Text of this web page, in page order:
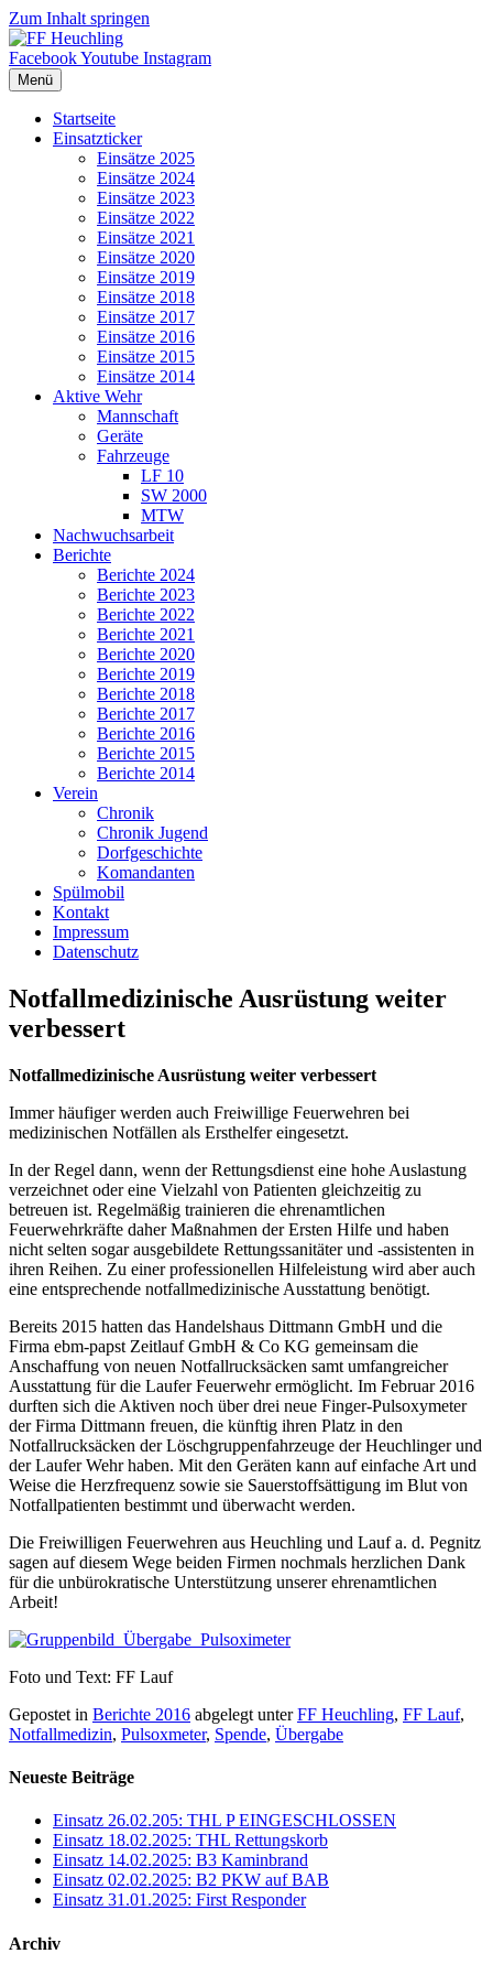
Zum Inhalt springen
FacebookYoutube Instagram
Menü
Startseite
Einsatzticker
Einsätze 2025
Einsätze 2024
Einsätze 2023
Einsätze 2022
Einsätze 2021
Einsätze 2020
Einsätze 2019
Einsätze 2018
Einsätze 2017
Einsätze 2016
Einsätze 2015
Einsätze 2014
Aktive Wehr
Mannschaft
Geräte
Fahrzeuge
LF 10
SW 2000
MTW
Nachwuchsarbeit
Berichte
Berichte 2024
Berichte 2023
Berichte 2022
Berichte 2021
Berichte 2020
Berichte 2019
Berichte 2018
Berichte 2017
Berichte 2016
Berichte 2015
Berichte 2014
Verein
Chronik
Chronik Jugend
Dorfgeschichte
Komandanten
Spülmobil
Kontakt
Impressum
Datenschutz
Notfallmedizinische Ausrüstung weiter
verbessert
Notfallmedizinische Ausrüstung weiter verbessert
Immer häufiger werden auch Freiwillige Feuerwehren bei
medizinischen Notfällen als Ersthelfer eingesetzt.
In der Regel dann, wenn der Rettungsdienst eine hohe Auslastung
verzeichnet oder eine Vielzahl von Patienten gleichzeitig zu
betreuen ist. Regelmäßig trainieren die ehrenamtlichen
Feuerwehrkräfte daher Maßnahmen der Ersten Hilfe und haben
nicht selten sogar ausgebildete Rettungssanitäter und -assistenten in
ihren Reihen. Zu einer professionellen Hilfeleistung wird aber auch
eine entsprechende notfallmedizinische Ausstattung benötigt.
Bereits 2015 hatten das Handelshaus Dittmann GmbH und die
Firma ebm-papst Zeitlauf GmbH & Co KG gemeinsam die
Anschaffung von neuen Notfallrucksäcken samt umfangreicher
Ausstattung für die Laufer Feuerwehr ermöglicht. Im Februar 2016
durften sich die Aktiven noch über drei neue Finger-Pulsoxymeter
der Firma Dittmann freuen, die künftig ihren Platz in den
Notfallrucksäcken der Löschgruppenfahrzeuge der Heuchlinger und
der Laufer Wehr haben. Mit den Geräten kann auf einfache Art und
Weise die Herzfrequenz sowie sie Sauerstoffsättigung im Blut von
Notfallpatienten bestimmt und überwacht werden.
Die Freiwilligen Feuerwehren aus Heuchling und Lauf a. d. Pegnitz
sagen auf diesem Wege beiden Firmen nochmals herzlichen Dank
für die unbürokratische Unterstützung unserer ehrenamtlichen
Arbeit!
Foto und Text: FF Lauf
Gepostet in Berichte 2016 abgelegt unterFF Heuchling, FF Lauf,
Notfallmedizin, Pulsoxmeter, Spende, Übergabe
Neueste Beiträge
Einsatz 26.02.205: THL P EINGESCHLOSSEN
Einsatz 18.02.2025: THL Rettungskorb
Einsatz 14.02.2025: B3 Kaminbrand
Einsatz 02.02.2025: B2 PKW auf BAB
Einsatz 31.01.2025: First Responder
Archiv